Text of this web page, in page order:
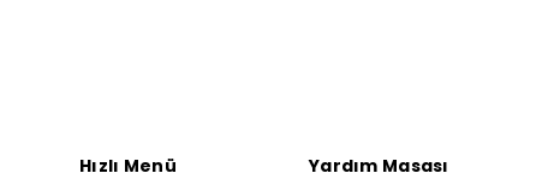
Hızlı Menü Yardım Masası